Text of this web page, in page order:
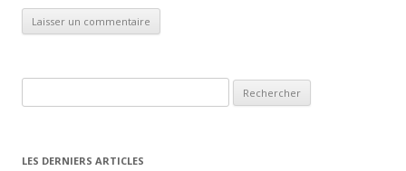
LES DERNIERS ARTICLES